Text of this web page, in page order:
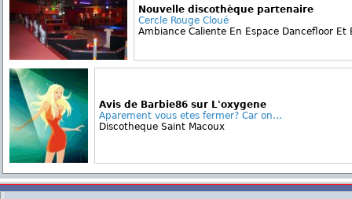
Nouvelle discothèque partenaire
Cercle Rouge Cloué
Ambiance Caliente En Espace Dancefloor Et
Avis de Barbie86 sur L'oxygene
Aparement vous etes fermer? Car on...
Discotheque Saint Macoux